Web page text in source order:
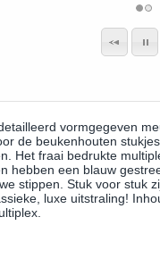
vormgegeven
de beukenhouten
Het fraai bedrukte
hebben een blauw
stippen. Stuk voor stuk
luxe uitstraling!